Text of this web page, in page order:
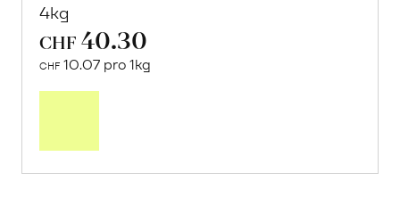
4kg
CHF 40.30
CHF 10.07 pro 1kg
Post